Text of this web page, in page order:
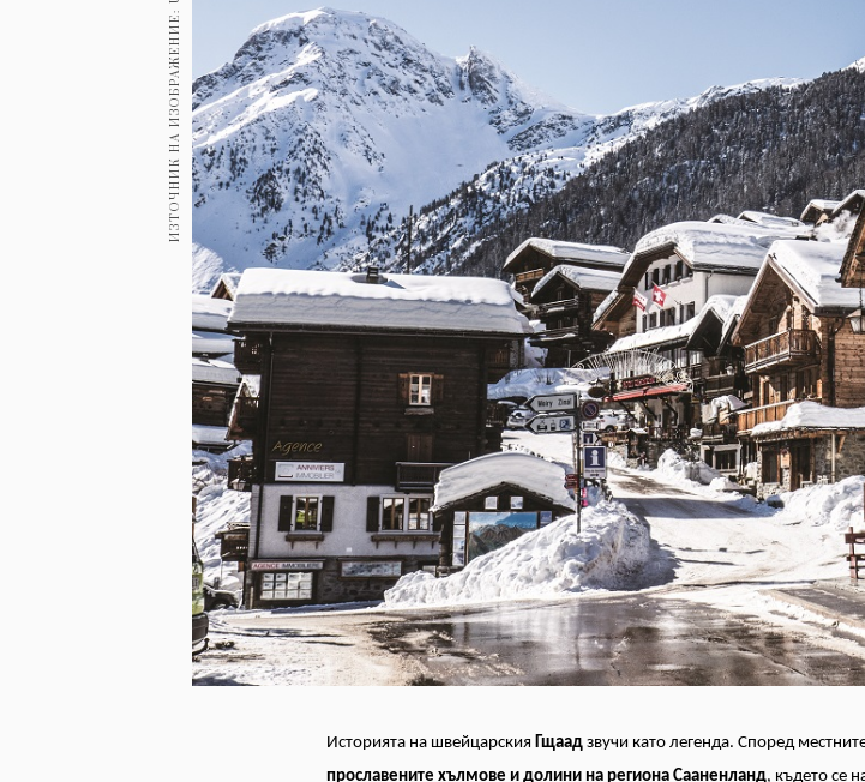
Gentlemen
Wellness 1817
ПОСЛЕДВАЙТЕ
Историята на швейцарския Гщаад звучи като легенда. Според
прославените хълмове и долини на региона Сааненланд, където се